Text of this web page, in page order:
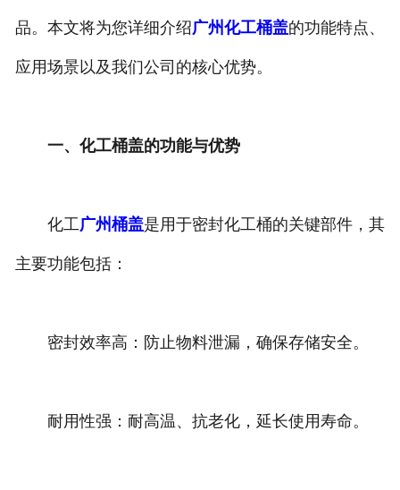
品。本文将为您详细介绍广州化工桶盖的功能特点、
应用场景以及我们公司的核心优势。
一、化工桶盖的功能与优势
化工广州桶盖是用于密封化工桶的关键部件，其
主要功能包括：
密封效率高：防止物料泄漏，确保存储安全。
耐用性强：耐高温、抗老化，延长使用寿命。